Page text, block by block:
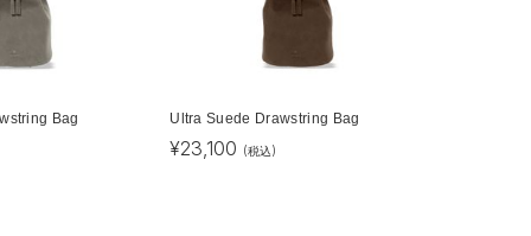
Bag Ultra Suede Drawstring Bag
¥23,100 (税込)